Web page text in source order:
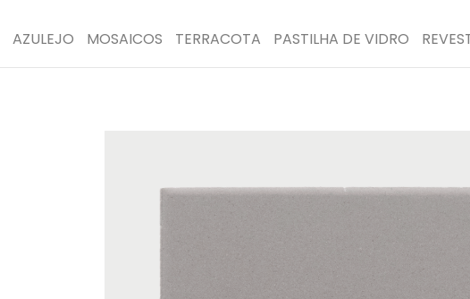
AZULEJO MOSAICOS TERRACOTA PASTILHA DE VIDRO